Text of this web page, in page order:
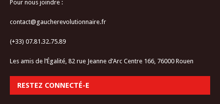
Pour nous joindre :
contact@gaucherevolutionnaire.fr
(+33) 07.81.32.75.89
Les amis de l’Égalité, 82 rue Jeanne d’Arc Centre 166, 76000 Rouen
RESTEZ CONNECTÉ-E